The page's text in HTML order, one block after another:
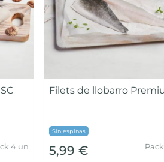
Gamba pelada mitjana
6,99 € Bossa 360g